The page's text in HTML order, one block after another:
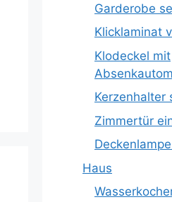
Garderobe
Klicklaminat
Klodeckel mit
Kerzenhalter
Zimmertür
Haus